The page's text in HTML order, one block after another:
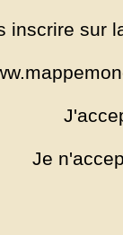
inscrire sur
Je